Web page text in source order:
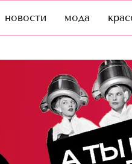
новости мода